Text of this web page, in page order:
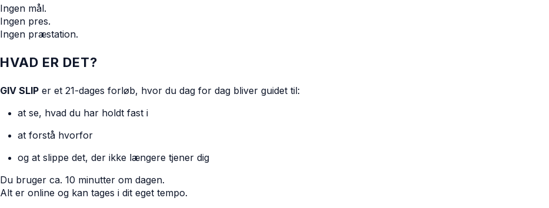
Ingen mål.
Ingen pres.
Ingen præstation.
HVAD ER DET?
GIV SLIP er et 21-dages forløb, hvor du dag for dag bliver guidet til:
at se, hvad du har holdt fast i
at forstå hvorfor
og at slippe det, der ikke længere tjener dig
Du bruger ca. 10 minutter om dagen.
Alt er online og kan tages i dit eget tempo.